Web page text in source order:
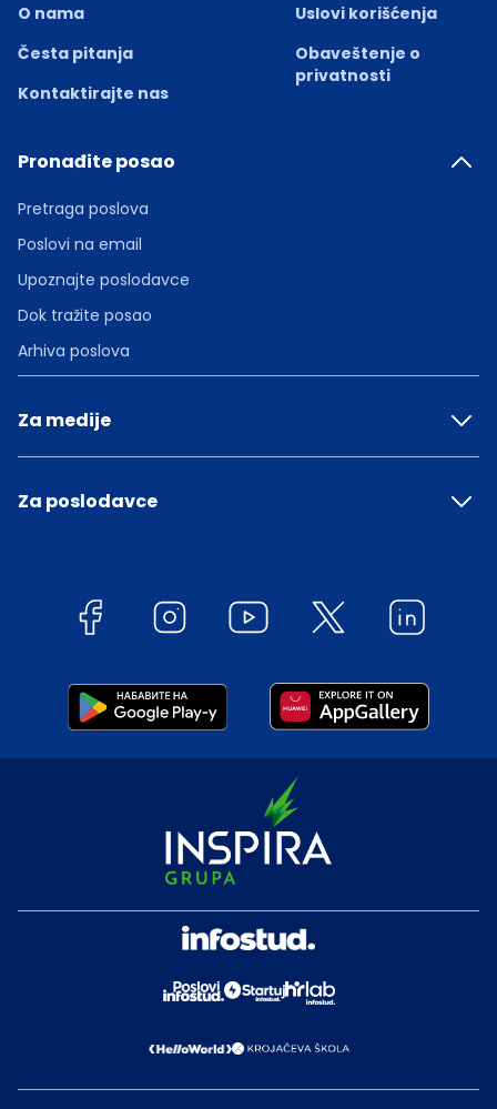
O nama
Česta pitanja
Kontaktirajte nas
Uslovi korišćenja
Obaveštenje o
privatnosti
Pronađite posao
Pretraga poslova
Poslovi na email
Upoznajte poslodavce
Dok tražite posao
Arhiva poslova
Za medije
Za poslodavce